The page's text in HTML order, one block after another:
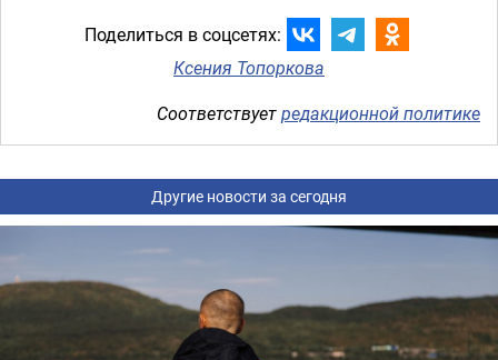
Поделиться в соцсетях:
Ксения Топоркова
Соответствуетредакционной политике
Другие новости за сегодня